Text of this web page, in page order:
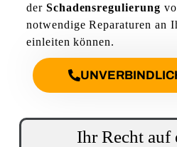
der Schadensregulierung
notwendige Reparaturen an
einleiten können.
Ihr Recht auf